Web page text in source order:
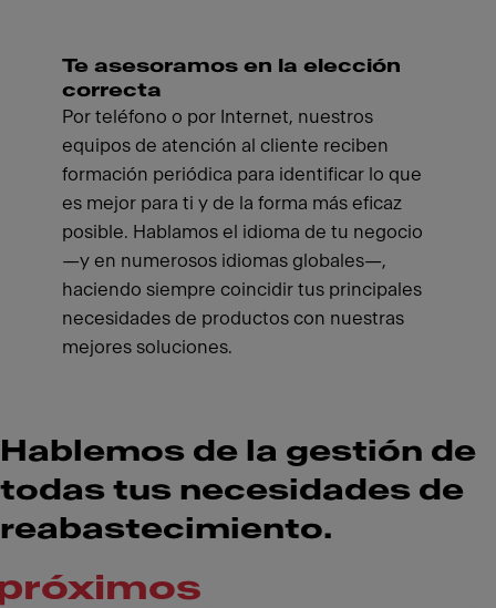
Te asesoramos en la elección
correcta
Por teléfono o por Internet, nuestros
equipos de atención al cliente reciben
formación periódica para identificar lo que
es mejor para ti y de la forma más eficaz
posible. Hablamos el idioma de tu negocio
—y en numerosos idiomas globales—,
haciendo siempre coincidir tus principales
necesidades de productos con nuestras
mejores soluciones.
Hablemos de la gestión de
todas tus necesidades de
reabastecimiento.